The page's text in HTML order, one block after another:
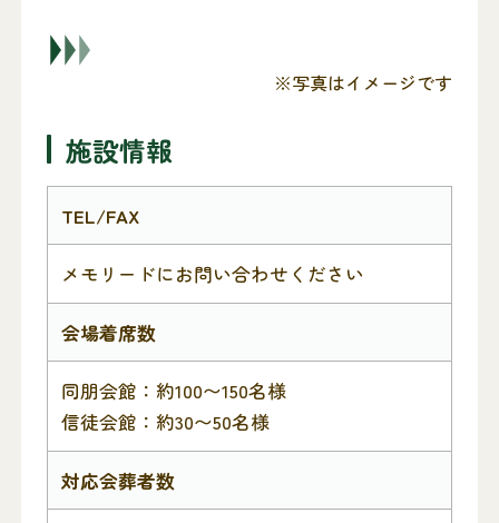
※写真はイメージです
施設情報
TEL/FAX
メモリードにお問い合わせください
会場着席数
同朋会館：約100〜150名様
信徒会館：約30〜50名様
対応会葬者数